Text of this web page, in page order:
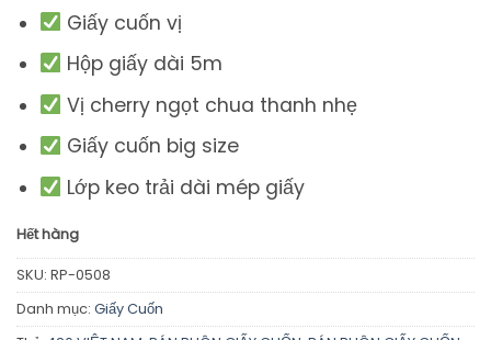
Giấy cuốn vị
Hộp giấy dài 5m
Vị cherry ngọt chua thanh nhẹ
Giấy cuốn big size
Lớp keo trải dài mép giấy
Hết hàng
SKU: RP-0508
Danh mục: Giấy Cuốn